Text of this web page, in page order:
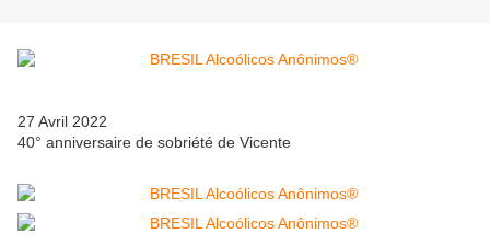
27 Avril 2022
40° anniversaire de sobriété de Vicente